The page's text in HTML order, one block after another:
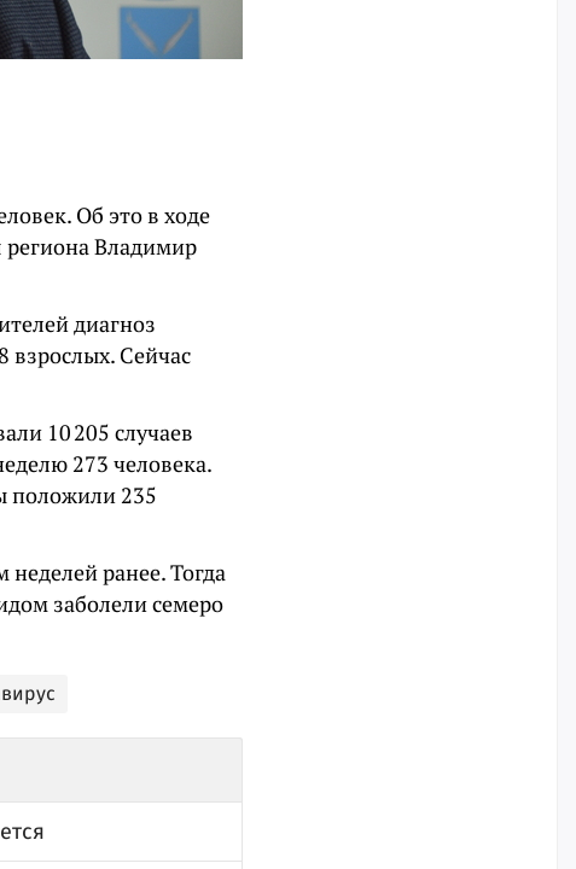
Об это в ходе
региона Владимир
диагноз
взрослых. Сейчас
10 205 случаев
273 человека.
положили 235
ранее. Тогда
заболели семеро